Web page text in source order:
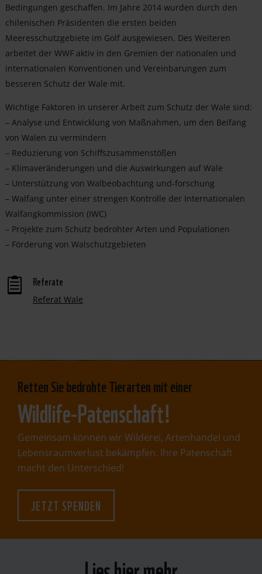
Bedingungen geschaffen. Im Jahre 2014 wurden durch den
chilenischen Präsidenten die ersten beiden
Meeresschutzgebiete im Golf ausgewiesen. Des Weiteren
arbeitet der WWF aktiv in den Gremien der nationalen und
internationalen Konventionen und Vereinbarungen zum
besseren Schutz der Wale mit.
Wichtige Faktoren in unserer Arbeit zum Schutz der Wale sind:
– Analyse und Entwicklung von Maßnahmen, um den Beifang
von Walen zu vermindern
– Reduzierung von Schiffszusammenstößen
– Klimaveränderungen und die Auswirkungen auf Wale
– Unterstützung von Walbeobachtung und-forschung
– Walfang unter einer strengen Kontrolle der Internationalen
Walfangkommission (IWC)
– Projekte zum Schutz bedrohter Arten und Populationen
– Förderung von Walschutzgebieten
 Referate
Referat Wale
Retten Sie bedrohte Tierarten mit einer
Wildlife-Patenschaft!
Gemeinsam können wir Wilderei, Artenhandel und
Lebensraumverlust bekämpfen. Ihre Patenschaft
macht den Unterschied!
JETZT SPENDEN